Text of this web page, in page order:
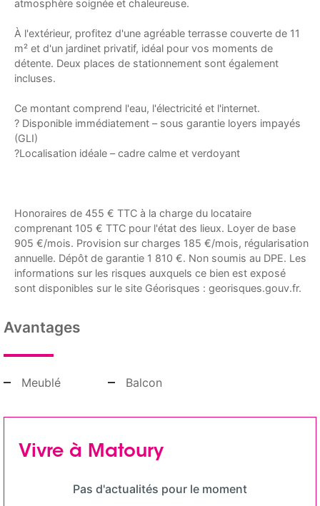
atmosphère soignée et chaleureuse.
À l'extérieur, profitez d'une agréable terrasse couverte de 11
m² et d'un jardinet privatif, idéal pour vos moments de
détente. Deux places de stationnement sont également
incluses.
Ce montant comprend l'eau, l'électricité et l'internet.
? Disponible immédiatement – sous garantie loyers impayés
(GLI)
?Localisation idéale – cadre calme et verdoyant
Honoraires de 455 € TTC à la charge du locataire
comprenant 105 € TTC pour l'état des lieux. Loyer de base
905 €/mois. Provision sur charges 185 €/mois, régularisation
annuelle. Dépôt de garantie 1 810 €. Non soumis au DPE. Les
informations sur les risques auxquels ce bien est exposé
sont disponibles sur le site Géorisques : georisques.gouv.fr.
Avantages
Meublé Balcon
Vivre à Matoury
Pas d'actualités pour le moment